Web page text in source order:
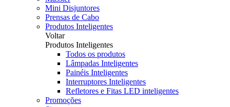
Mini Disjuntores
Prensas de Cabo
Produtos Inteligentes
Voltar
Produtos Inteligentes
Todos os produtos
Lâmpadas Inteligentes
Painéis Inteligentes
Interruptores Inteligentes
Refletores e Fitas LED inteligentes
Promoções